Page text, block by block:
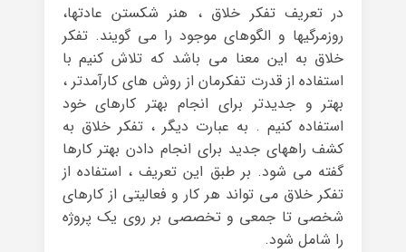
در تعریف تفکر خلاق ، هنر شکستن عادتها،
روزمرگیها و الگوهای موجود را می گویند. تفکر
خلاق به این معنا می باشد که تلاش کنیم با
استفاده از قدرت تفکرمان از روش های کارآمدتر ،
بهتر و جدیدتر برای انجام بهتر کارهای خود
استفاده کنیم . به عبارت دیگر ، تفکر خلاق به
کشف راههای جدید برای انجام دادن بهتر کارها
گفته می شود. بر طبق این تعریف ، استفاده از
تفکر خلاق می تواند هر کار و فعالیتی از کارهای
شخصی تا جمعی و تخصصی بر روی یک پروژه
را شامل شود.